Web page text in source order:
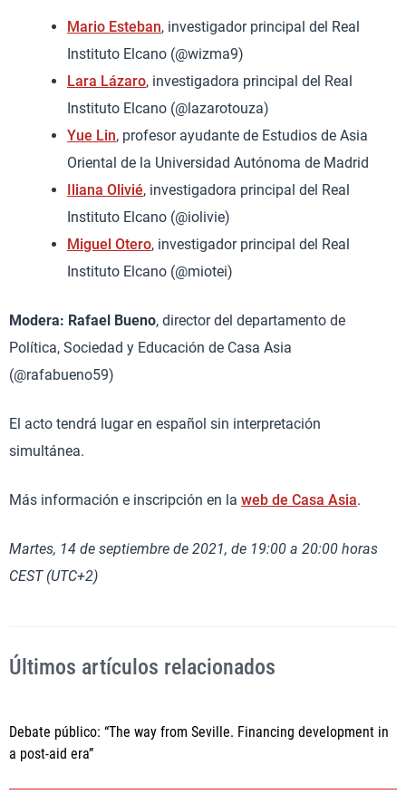
Mario Esteban, investigador principal del Real
Instituto Elcano (@wizma9)
Lara Lázaro, investigadora principal del Real
Instituto Elcano (@lazarotouza)
Yue Lin, profesor ayudante de Estudios de Asia
Oriental de la Universidad Autónoma de Madrid
Iliana Olivié, investigadora principal del Real
Instituto Elcano (@iolivie)
Miguel Otero, investigador principal del Real
Instituto Elcano (@miotei)
Modera: Rafael Bueno, director del departamento de
Política, Sociedad y Educación de Casa Asia
(@rafabueno59)
El acto tendrá lugar en español sin interpretación
simultánea.
Más información e inscripción en la web de Casa Asia.
Martes, 14 de septiembre de 2021, de 19:00 a 20:00 horas
CEST (UTC+2)
Últimos artículos relacionados
Debate público: “The way from Seville. Financing development in
a post-aid era”